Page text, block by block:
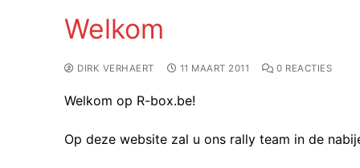
Welkom
DIRK VERHAERT 11 MAART 2011 0 REACTIES
Welkom op R-box.be!
Op deze website zal u ons rally team in de